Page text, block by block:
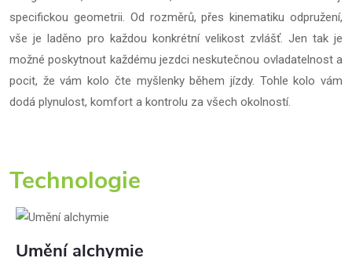
specifickou geometrii. Od rozměrů, přes kinematiku odpružení,
vše je laděno pro každou konkrétní velikost zvlášť. Jen tak je
možné poskytnout každému jezdci neskutečnou ovladatelnost a
pocit, že vám kolo čte myšlenky během jízdy. Tohle kolo vám
dodá plynulost, komfort a kontrolu za všech okolností.
Technologie
Umění alchymie